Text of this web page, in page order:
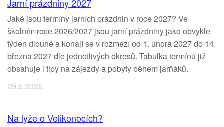
Jarní prázdniny 2027
Jaké jsou termíny jarních prázdnin v roce 2027? Ve
školním roce 2026/2027 jsou jarní prázdniny jako obvykle
týden dlouhé a konají se v rozmezí od 1. února 2027 do 14.
března 2027 dle jednotlivých okresů. Tabulka termínů již
obsahuje i tipy na zájezdy a pobyty během jarňáků.
29.6.2026
Na lyže o Velikonocích?